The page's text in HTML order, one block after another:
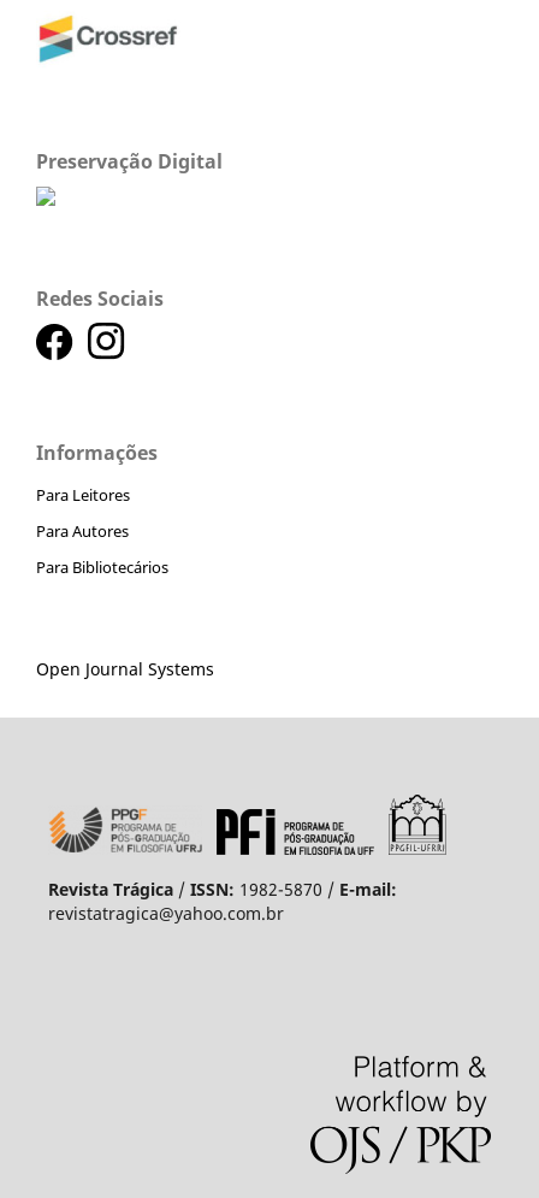
Preservação Digital
Redes Sociais
Informações
Para Leitores
Para Autores
Para Bibliotecários
Open Journal Systems
Revista Trágica/ ISSN: 1982-5870 / E-mail:
revistatragica@yahoo.com.br